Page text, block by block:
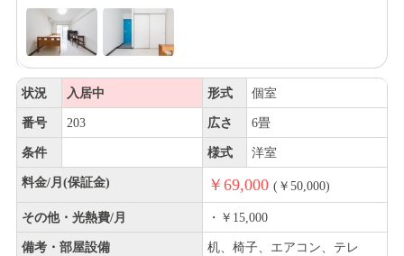
状況 入居中 形式 個室
番号 203 広さ 6畳
条件 様式 洋室
料金/月(保証金) ￥69,000 (￥50,000)
その他・光熱費/月 ・￥15,000
備考・部屋設備
机、椅子、エアコン、テレ